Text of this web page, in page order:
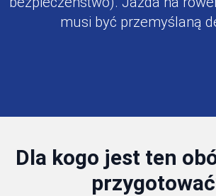
musi być przemyślaną
Dla kogo jest ten